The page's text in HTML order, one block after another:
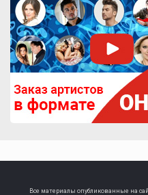
Все материалы опубликованные на